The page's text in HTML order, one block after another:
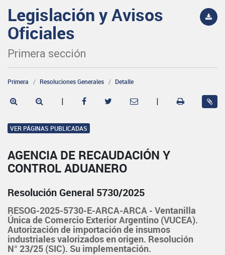
Legislación y Avisos
Oficiales
Primera sección
Primera Resoluciones Generales Detalle
| |
VER PÁGINAS PUBLICADAS
AGENCIA DE RECAUDACIÓN Y
CONTROL ADUANERO
Resolución General 5730/2025
RESOG-2025-5730-E-ARCA-ARCA - Ventanilla
Única de Comercio Exterior Argentino (VUCEA).
Autorización de importación de insumos
industriales valorizados en origen. Resolución
N° 23/25 (SIC). Su implementación.